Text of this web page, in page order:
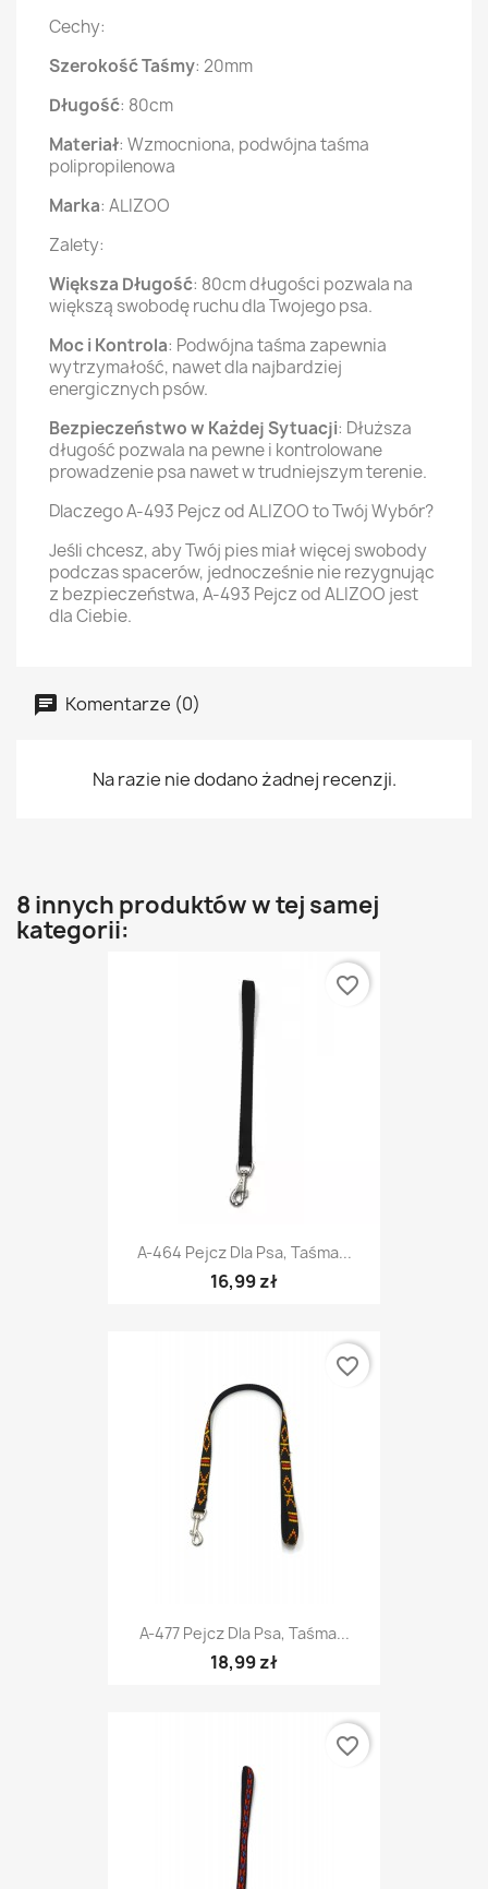
Cechy:
Szerokość Taśmy: 20mm
Długość: 80cm
Materiał: Wzmocniona, podwójna taśma
polipropilenowa
Marka: ALIZOO
Zalety:
Większa Długość: 80cm długości pozwala na
większą swobodę ruchu dla Twojego psa.
Moc i Kontrola: Podwójna taśma zapewnia
wytrzymałość, nawet dla najbardziej
energicznych psów.
Bezpieczeństwo w Każdej Sytuacji: Dłuższa
długość pozwala na pewne i kontrolowane
prowadzenie psa nawet w trudniejszym terenie.
Dlaczego A-493 Pejcz od ALIZOO to Twój Wybór?
Jeśli chcesz, aby Twój pies miał więcej swobody
podczas spacerów, jednocześnie nie rezygnując
z bezpieczeństwa, A-493 Pejcz od ALIZOO jest
dla Ciebie.
Komentarze (0)
Na razie nie dodano żadnej recenzji.
8 innych produktów w tej samej
kategorii:
A-464 Pejcz Dla Psa, Taśma...
16,99 zł
favorite_border
A-477 Pejcz Dla Psa, Taśma...
18,99 zł
favorite_border
favorite_border